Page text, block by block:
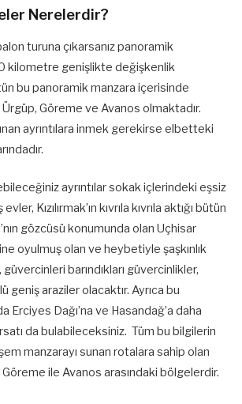
Nerelerdir?
turuna çıkarsanız panoramik
kilometre genişlikte değişkenlik
bu panoramik manzara içerisinde
Göreme ve Avanos olmaktadır.
ayrıntılara inmek gerekirse elbetteki
ayrıntılar sokak içlerindeki eşsiz
Kızılırmak’ın kıvrıla kıvrıla aktığı bütün
gözcüsü konumunda olan Uçhisar
oyulmuş olan ve heybetiyle şaşkınlık
barındıkları güvercinlikler,
geniş araziler olacaktır. Ayrıca bu
Erciyes Dağı’na ve Hasandağ’a daha
da bulabileceksiniz. Tüm bu bilgilerin
manzarayı sunan rotalara sahip olan
Göreme ile Avanos arasındaki bölgelerdir.